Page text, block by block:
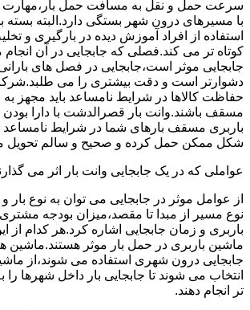
سرعت حمل و نقل به مسافت حمل بار،مهارت
با مسیرهای درون شهر بستگی دارد.البته بسته
استفاده از افراد آموزش دیده در بارگیری و
کوتاه تر می کند.فصلی که جابجایی در آن
جابجایی موثر است،جابجایی در فصل های
دشوارتر است و دقت بیشتری را می
حفاظت کالاها در شرایط نامساعد باید مجهز
مسقف باشند.وانت بار قصرالدشت با دارا بودن
باربری مسقف بارهای شما در شرایط نامساعد
شکل ممکن حمل کرده و صحیح و سالم تحویل
عواملی که در یک جابجایی وانت بار اثر می
از عوامل موثر در جابجایی می توان به نوع بار
نوع مسیر از مبدا تا مقصد،میزان بودجه
باربری و زمان جابجایی اشاره کرد.هر کدام از
ماشین باربری در حمل بار موثر هستند.ماشین
جابجایی درون شهری استفاده می شوند،از
انتخاب می شوند تا جابجایی بار داخل شهرها
تر انجام دهند.